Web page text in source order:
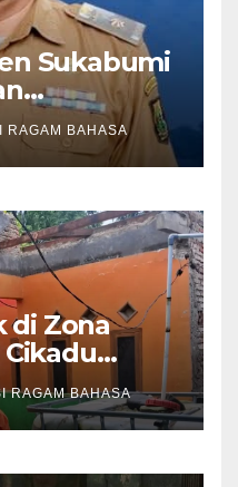
Sukabumi
SMP
RAGAM BAHASA
di Zona
Tanah
RAGAM BAHASA